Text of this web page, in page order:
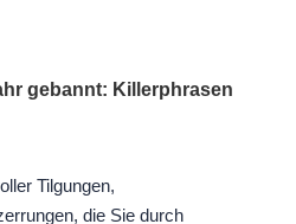
gebannt: Killerphrasen
Tilgungen,
die Sie durch